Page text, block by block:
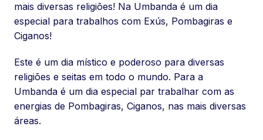
mais diversas religiões! Na Umbanda é um dia
especial para trabalhos com Exús, Pombagiras e
Ciganos!
Este é um dia místico e poderoso para diversas
religiões e seitas em todo o mundo. Para a
Umbanda é um dia especial par trabalhar com as
energias de Pombagiras, Ciganos, nas mais diversas
áreas.